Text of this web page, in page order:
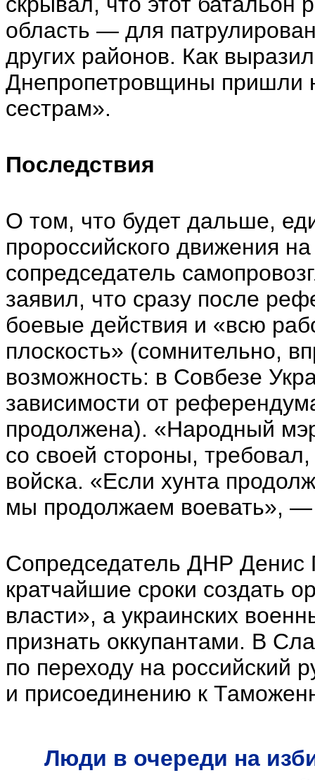
область — для
других районов. Как
Днепропетровщины пришли
сестрам».
Последствия
О том, что будет дальше,
пророссийского движения
сопредседатель
заявил, что сразу после
боевые действия и «всю
плоскость» (сомнительно,
возможность: в Совбезе
зависимости от
продолжена). «Народный
со своей стороны,
войска. «Если хунта
мы продолжаем воевать»,
Сопредседатель ДНР
кратчайшие сроки создать
власти», а украинских
признать оккупантами. В
по переходу на российский
и присоединению к
Люди в очереди на